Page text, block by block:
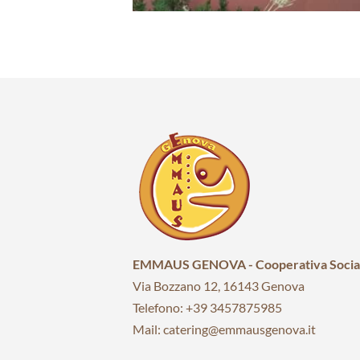
EMMAUS GENOVA - Cooperativa
Via Bozzano 12, 16143 Genova
Telefono: +39 3457875985
Mail: catering@emmausgenova.it